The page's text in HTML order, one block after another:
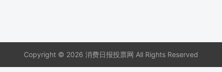
Copyright © 2026 消费日报投票网 All Rights Reserved